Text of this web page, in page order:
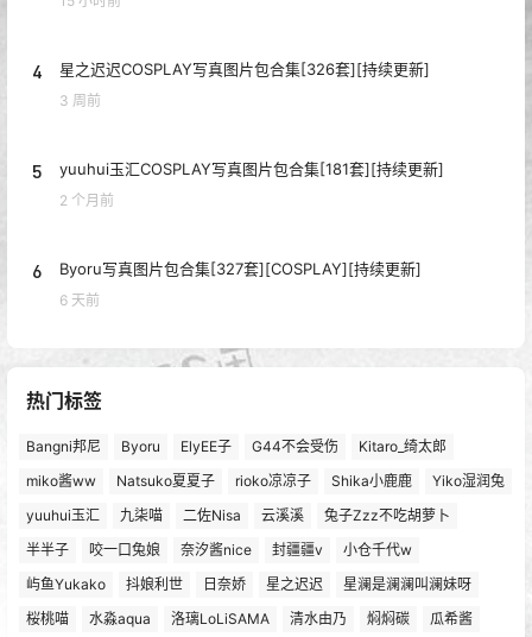
4 星之迟迟COSPLAY写真图片包合集[326套][持续更新]
3 周前
5 yuuhui玉汇COSPLAY写真图片包合集[181套][持续更新]
2 个月前
6 Byoru写真图片包合集[327套][COSPLAY][持续更新]
6 天前
热门标签
Bangni邦尼 Byoru ElyEE子 G44不会受伤
Kitaro_绮太郎
miko酱ww
Natsuko夏夏子 rioko凉凉子 Shika小鹿鹿
Yiko湿润兔
yuuhui玉汇
九柒喵 二佐Nisa 云溪溪
兔子Zzz不吃胡萝卜
半半子
咬一口兔娘 奈汐酱nice 封疆疆v
小仓千代w
屿鱼Yukako
抖娘利世 日奈娇 星之迟迟
星澜是澜澜叫澜妹呀
桜桃喵
水淼aqua 洛璃LoLiSAMA 清水由乃 焖焖碳 瓜希酱